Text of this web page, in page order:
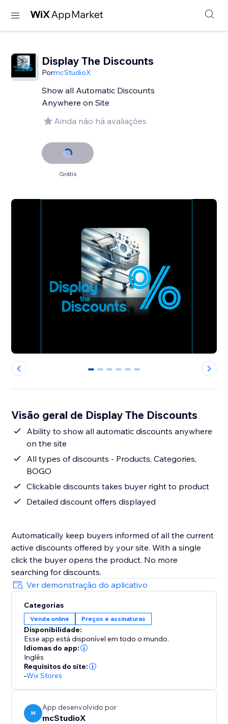
Display The Discounts
PormcStudioX
Show all Automatic Discounts
Anywhere on Site
Ainda não há avaliações
Grátis
0 1 2 3 4 5
Visão geral de Display The Discounts
Ability to show all automatic discounts anywhere
on the site
All types of discounts - Products, Categories,
BOGO
Clickable discounts takes buyer right to product
Detailed discount offers displayed
Automatically keep buyers informed of all the current
active discounts offered by your site. With a single
click the buyer opens the product. No more
Ver demonstração do aplicativo
Categorias
Venda online Preços e assinaturas
Disponibilidade:
Esse app está disponível em todo o mundo.
Idiomas do app:
Inglês
Requisitos do site:
-Wix Stores
M
App desenvolvido por
mcStudioX